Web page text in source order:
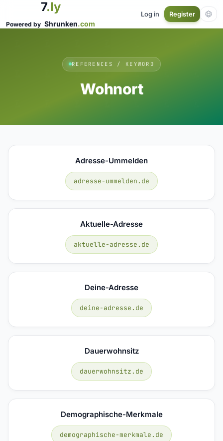
7.ly
Powered by Shrunken.com
Log in Register
REFERENCES / KEYWORD
Wohnort
Adresse-Ummelden
adresse-ummelden.de
Aktuelle-Adresse
aktuelle-adresse.de
Deine-Adresse
deine-adresse.de
Dauerwohnsitz
dauerwohnsitz.de
Demographische-Merkmale
demographische-merkmale.de